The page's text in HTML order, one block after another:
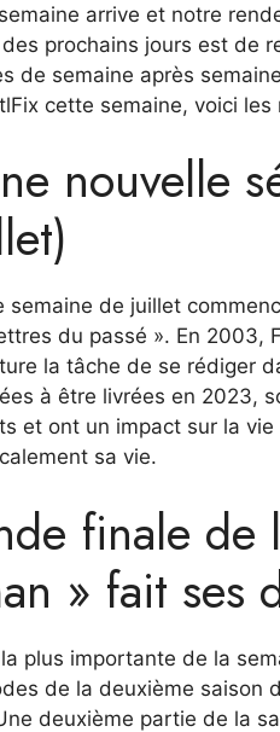
arrive et notre
prochains jours est de
de semaine après
cette semaine, voici
nouvelle
semaine de juillet
du passé ». En 2003,
la tâche de se rédiger
à être livrées en 2023,
et ont un impact sur la
sa vie.
finale de
» fait ses
plus importante de la
de la deuxième saison
deuxième partie de la